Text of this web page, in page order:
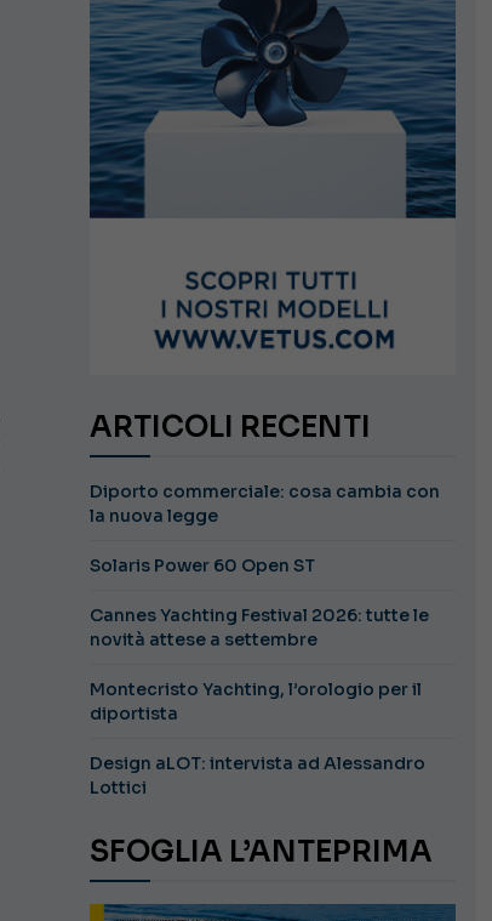
ARTICOLI RECENTI
Diporto commerciale: cosa cambia con
la nuova legge
Solaris Power 60 Open ST
Cannes Yachting Festival 2026: tutte le
novità attese a settembre
Montecristo Yachting, l’orologio per il
diportista
Design aLOT: intervista ad Alessandro
Lottici
SFOGLIA L’ANTEPRIMA